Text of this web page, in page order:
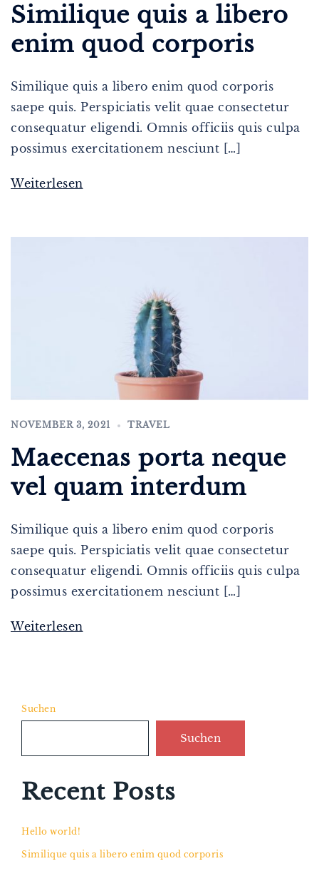
Similique quis a libero
enim quod corporis
Similique quis a libero enim quod corporis
saepe quis. Perspiciatis velit quae consectetur
consequatur eligendi. Omnis officiis quis culpa
possimus exercitationem nesciunt […]
Weiterlesen
NOVEMBER 3, 2021 TRAVEL
Maecenas porta neque
vel quam interdum
Similique quis a libero enim quod corporis
saepe quis. Perspiciatis velit quae consectetur
consequatur eligendi. Omnis officiis quis culpa
possimus exercitationem nesciunt […]
Weiterlesen
Suchen
Suchen
Recent Posts
Hello world!
Similique quis a libero enim quod corporis